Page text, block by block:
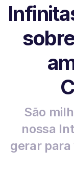
São
nossa
gerar para